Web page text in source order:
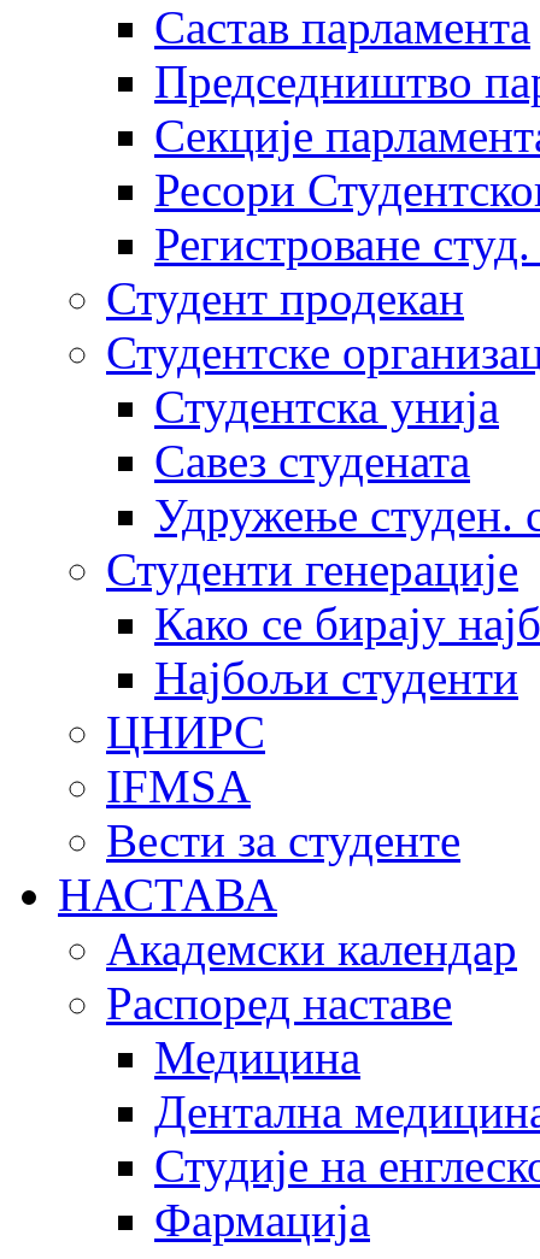
Састав парламента
Председништво
Секције
Ресори
Регистроване
Студент продекан
Студентске
Студентска унија
Савез студената
Удружење студен.
Студенти генерације
Како се бирају
Најбољи студенти
ЦНИРС
IFMSA
Вести за студенте
НАСТАВА
Академски календар
Распоред наставе
Медицина
Дентална
Студије на
Фармација